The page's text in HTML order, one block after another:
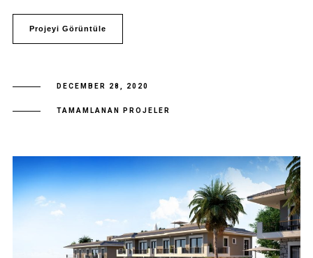
Projeyi Görüntüle
DECEMBER 28, 2020
TAMAMLANAN PROJELER